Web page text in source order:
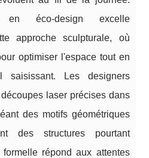
en éco-design excelle
approche sculpturale, où
optimiser l'espace tout en
saisissant. Les designers
laser précises dans
des motifs géométriques
des structures pourtant
répond aux attentes